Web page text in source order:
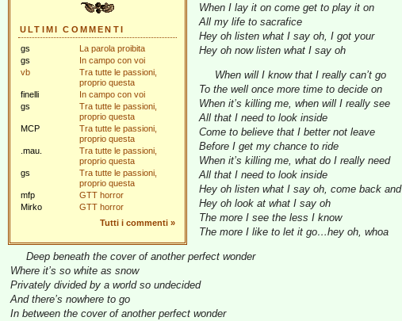
ULTIMI COMMENTI
gs
La parola proibita
gs
In campo con voi
vb
Tra tutte le passioni,
proprio questa
finelli
In campo con voi
gs
Tra tutte le passioni,
proprio questa
MCP
Tra tutte le passioni,
proprio questa
.mau.
Tra tutte le passioni,
proprio questa
gs
Tra tutte le passioni,
proprio questa
mfp
GTT horror
Mirko
GTT horror
Tutti i commenti »
When I lay it on come get to play it on
All my life to sacrafice
Hey oh listen what I say oh, I got your
Hey oh now listen what I say oh
When will I know that I really can’t go
To the well once more time to decide on
When it’s killing me, when will I really see
All that I need to look inside
Come to believe that I better not leave
Before I get my chance to ride
When it’s killing me, what do I really need
All that I need to look inside
Hey oh listen what I say oh, come back and
Hey oh look at what I say oh
The more I see the less I know
The more I like to let it go…hey oh, whoa
Deep beneath the cover of another perfect wonder
Where it’s so white as snow
Privately divided by a world so undecided
And there’s nowhere to go
In between the cover of another perfect wonder